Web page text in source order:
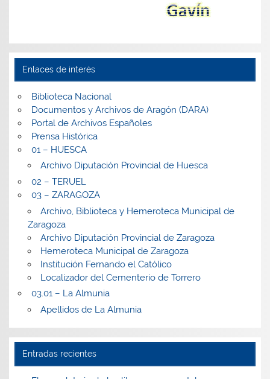
Enlaces de interés
Biblioteca Nacional
Documentos y Archivos de Aragón (DARA)
Portal de Archivos Españoles
Prensa Histórica
01 – HUESCA
Archivo Diputación Provincial de Huesca
02 – TERUEL
03 – ZARAGOZA
Archivo, Biblioteca y Hemeroteca Municipal de
Zaragoza
Archivo Diputación Provincial de Zaragoza
Hemeroteca Municipal de Zaragoza
Institución Fernando el Católico
Localizador del Cementerio de Torrero
03.01 – La Almunia
Apellidos de La Almunia
Entradas recientes